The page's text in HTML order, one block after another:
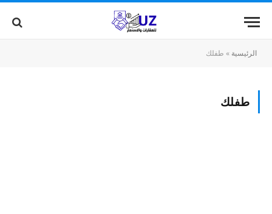
الرئيسية » طفلك
طفلك